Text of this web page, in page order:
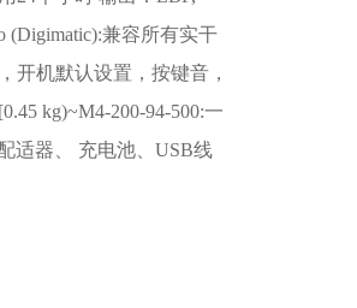
(Digimatic):兼容所有实干
开机默认设置，按键音，
kg)~M4-200-94-500:一
适器、 充电池、USB线